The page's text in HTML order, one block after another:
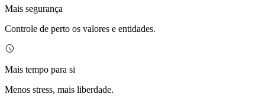
Mais segurança
Controle de perto os valores e entidades.
Mais tempo para si
Menos stress, mais liberdade.